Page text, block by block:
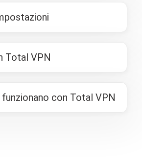
Total VPN
funzionano con Total VPN